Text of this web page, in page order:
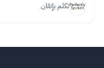
تكلم بإتقان